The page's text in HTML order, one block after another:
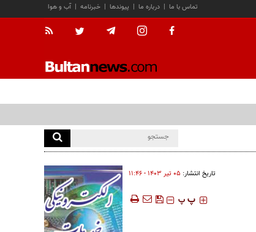
آب و هوا | خبرنامه | پیوندها | درباره ما | تماس با ما
تاریخ انتشار: ۰۵ تير ۱۴۰۳ - ۱۱:۴۶
‍‍‍ پ پ